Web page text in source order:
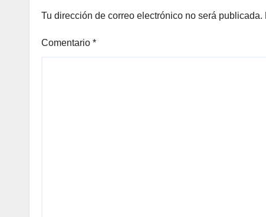
Tu dirección de correo electrónico no será publicada.
Comentario *